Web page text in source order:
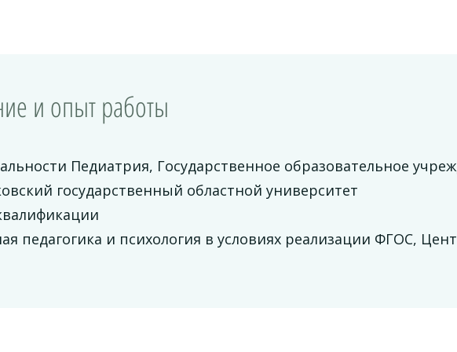
и опыт работы
Педиатрия, Государственное образовательное
государственный областной университет
педагогика и психология в условиях реализации ФГОС,